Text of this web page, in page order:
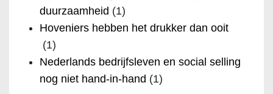
duurzaamheid (1)
Hoveniers hebben het drukker dan ooit
(1)
Nederlands bedrijfsleven en social selling
nog niet hand-in-hand (1)